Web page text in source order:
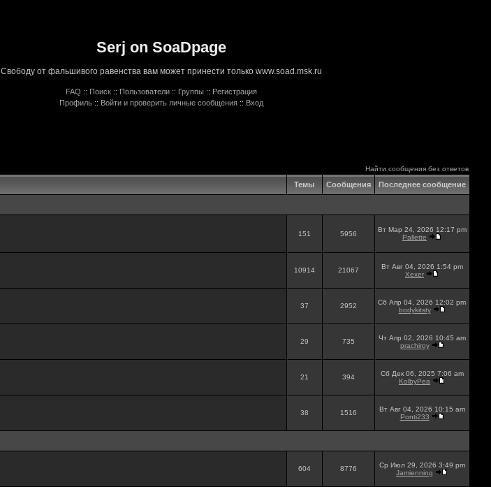
Serj on SoaDpage
Свободу от фальшивого равенства вам может принести только www.soad.msk.ru
FAQ :: Поиск :: Пользователи :: Группы :: Регистрация
Профиль :: Войти и проверить личные сообщения :: Вход
Найти сообщения без ответов
Темы Сообщения Последнее сообщение
151 5956
Вт Мар 24, 2026 12:17 pm
Pallette
10914 21067
Вт Авг 04, 2026 1:54 pm
Xexer
37 2952
Сб Апр 04, 2026 12:02 pm
bodykitsty
29 735
Чт Апр 02, 2026 10:45 am
prachiroy
21 394
Сб Дек 06, 2025 7:06 am
KolbyPea
38 1516
Вт Авг 04, 2026 10:15 am
Ponti233
604 8776
Ср Июл 29, 2026 3:49 pm
Jamienning